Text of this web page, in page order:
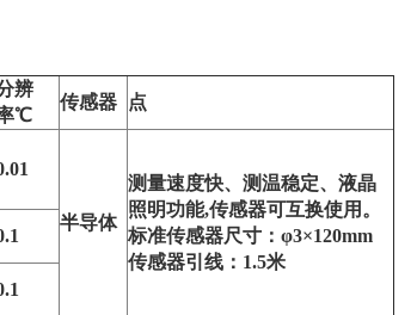
辨
℃
传感器
点
半导体
测量速度快、测温稳定、液晶
照明功能,传感器可互换使用。
标准传感器尺寸：φ3×120mm
传感器引线：1.5米